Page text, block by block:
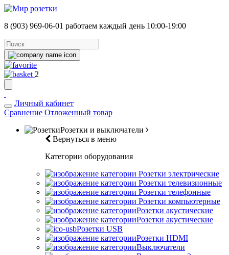
8 (903) 969-06-01 работаем каждый день 10:00-19:00
2
Личный кабинет
Сравнение Отложенный товар
Розетки и выключатели
Вернуться в меню
Категории оборудования
Розетки электрические
Розетки телевизионные
Розетки телефонные
Розетки компьютерные
Розетки акустические
Розетки акустические
Розетки USB
Розетки HDMI
Выключатели